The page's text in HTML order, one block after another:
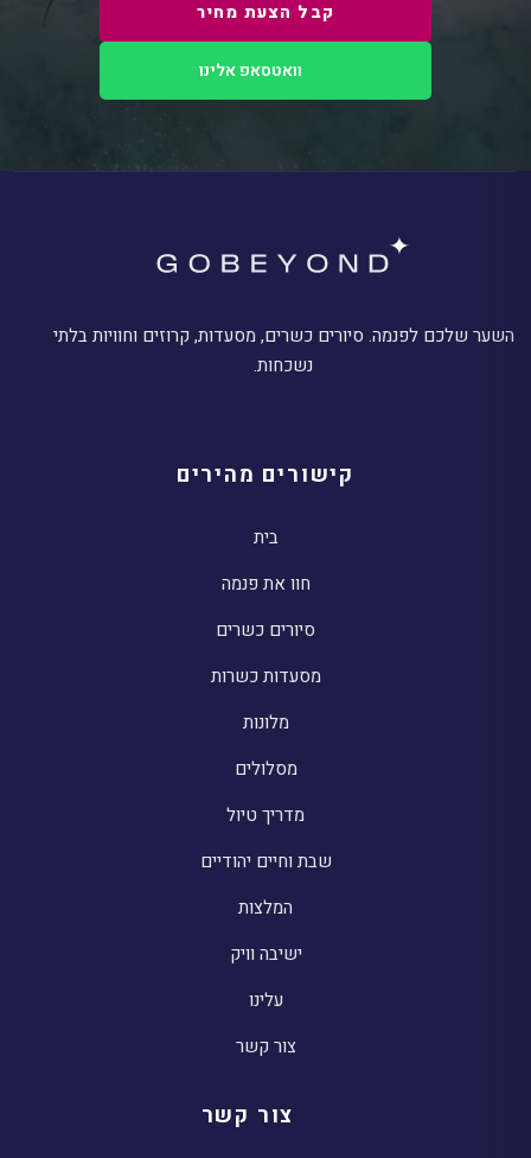
קבל הצעת מחיר
וואטסאפ אלינו
השער שלכם לפנמה. סיורים כשרים, מסעדות, קרוזים וחוויות בלתי
נשכחות.
קישורים מהירים
בית
חוו את פנמה
סיורים כשרים
מסעדות כשרות
מלונות
מסלולים
מדריך טיול
שבת וחיים יהודיים
המלצות
ישיבה וויק
עלינו
צור קשר
צור קשר